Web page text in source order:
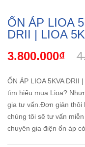
ỔN ÁP LIOA
DRII | LIOA
3.800.000₫
ỔN ÁP LIOA 5KVA DRII
tìm hiểu mua Lioa?
gia tư vấn.Đơn giản thôi
chúng tôi sẽ tư vấn
chuyên gia điện ổn áp